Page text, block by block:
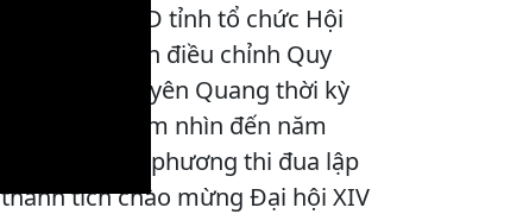
Quang ; UBND tỉnh tổ chức Hội
thảo tham vấn điều chỉnh Quy
hoạch tỉnh Tuyên Quang thời kỳ
2021-2030, tầm nhìn đến năm
2050; Các địa phương thi đua lập
thành tích chào mừng Đại hội XIV